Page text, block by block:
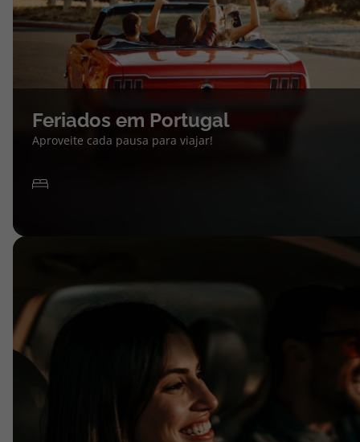
Feriados em Portugal
Aproveite cada pausa para viajar!